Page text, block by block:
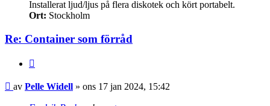
Installerat ljud/ljus på flera diskotek och kört portabelt.
Ort: Stockholm
Re: Container som förråd
Inlägg
av Pelle Widell » ons 17 jan 2024, 15:42